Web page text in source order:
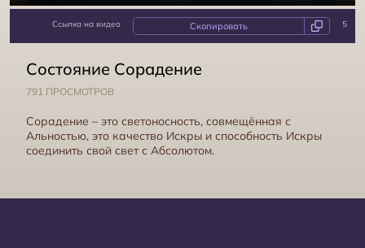
Ссылка на видео 5
Состояние Сорадение
791 ПРОСМОТРОВ
Сорадение – это светоносность, совмещённая с
Альностью, это качество Искры и способность Искры
соединить свой свет с Абсолютом.